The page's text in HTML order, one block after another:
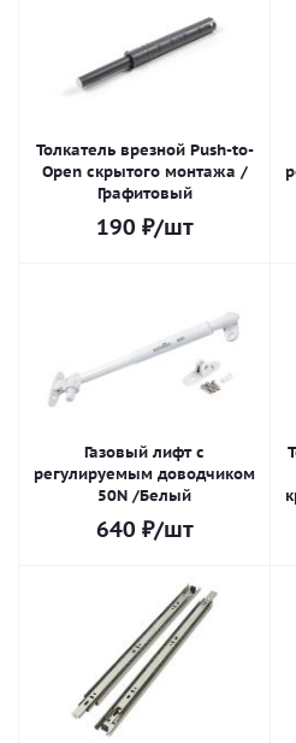
Толкатель врезной Push-to-
Open скрытого монтажа /
Графитовый
190 ₽/шт
Газовый лифт с
регулируемым доводчиком
50N /Белый
640 ₽/шт